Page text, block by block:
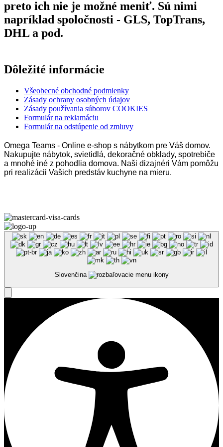
preto ich nie je možné meniť. Sú nimi
napríklad spoločnosti - GLS, TopTrans,
DHL a pod.
Dôležité informácie
Všeobecné obchodné podmienky
Zásady ochrany osobných údajov
Zásady používania súborov COOKIES
Formulár na reklamáciu
Formulár na odstúpenie od zmluvy
Omega Teams - Online e-shop s nábytkom pre Váš domov.
Nakupujte nábytok, svietidlá, dekoračné obklady, spotrebiče
a mnohé iné z pohodlia domova. Naši dizajnéri Vám pomôžu
pri realizácii Vašich predstáv kuchyne na mieru.
Slovenčina